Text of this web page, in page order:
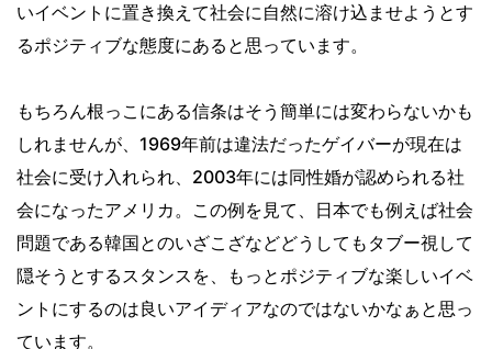
いイベントに置き換えて社会に自然に溶け込ませようとす
るポジティブな態度にあると思っています。
もちろん根っこにある信条はそう簡単には変わらないかも
しれませんが、1969年前は違法だったゲイバーが現在は
社会に受け入れられ、2003年には同性婚が認められる社
会になったアメリカ。この例を見て、日本でも例えば社会
問題である韓国とのいざこざなどどうしてもタブー視して
隠そうとするスタンスを、もっとポジティブな楽しいイベ
ントにするのは良いアイディアなのではないかなぁと思っ
ています。